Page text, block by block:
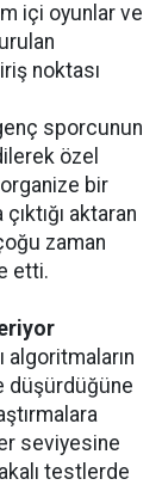
içi oyunlar ve
noktası
sporcunun
özel
bir
aktaran
zaman
etti.
algoritmaların
düşürdüğüne
seviyesine
testlerde